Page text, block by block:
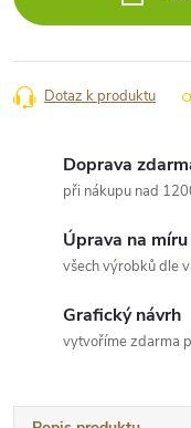
Dotaz k produktu
Doprava
při nákupu nad
Úprava na míru
všech výrobků dle
Grafický návrh
vytvoříme zdarma